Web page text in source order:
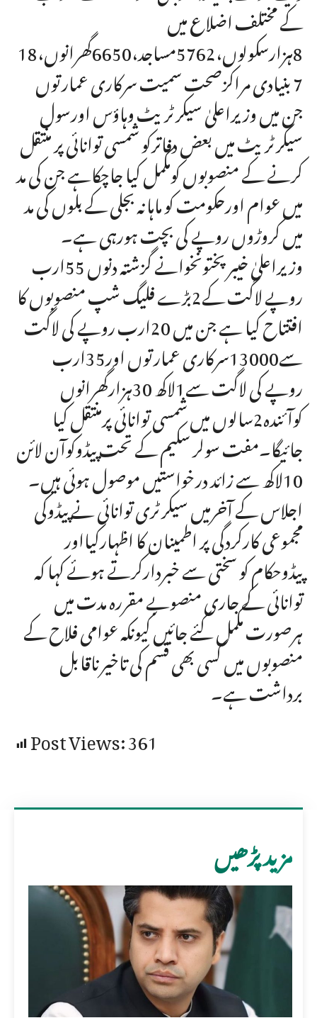
کے مختلف اضلاع میں
8ہزارسکولوں،5762مساجد،6650گھرانوں،18
7 بنیادی مراکزصحت سمیت سرکاری عمارتوں
جن میں وزیراعلیٰ سیکرٹریٹ وہاؤس اورسول
سیکرٹریٹ میں بعض دفاترکو شمسی توانائی پر منتقل
کرنے کے منصوبوں کومکمل کیا جاچکاہے جن کی مد
میں عوام اورحکومت کو ماہانہ بجلی کے بلوں کی مد
میں کروڑوں روپے کی بچت ہورہی ہے۔
وزیراعلیٰ خیبرپختونخوانے گزشتہ دنوں 55ارب
روپے لاگت کے2بڑے فلیگ شپ منصوبوں کا
افتتاح کیا ہے جن میں 20ارب روپے کی لاگت
سے13000سرکاری عمارتوں اور35ارب
روپے کی لاگت سے1لاکھ 30ہزارگھرانوں
کوآئندہ2سالوں میں شمسی توانائی پرمنتقل کیا
جائیگا۔مفت سولر سکیم کے تحت پیڈوکوآن لائن
10لاکھ سے زائد درخواستیں موصول ہوئی ہیں۔
اجلاس کے آخرمیں سیکرٹری توانائی نے پیڈوکی
مجموعی کارکردگی پر اطمینان کا اظہارکیااور
پیڈوحکام کو سختی سے خبردارکرتے ہوئے کہا کہ
توانائی کے جاری منصوبے مقررہ مدت میں
ہرصورت مکمل کئے جائیں کیونکہ عوامی فلاح کے
منصوبوں میں کسی بھی قسم کی تاخیرناقابل
برداشت ہے۔
Post Views:361
مزید پڑھیں